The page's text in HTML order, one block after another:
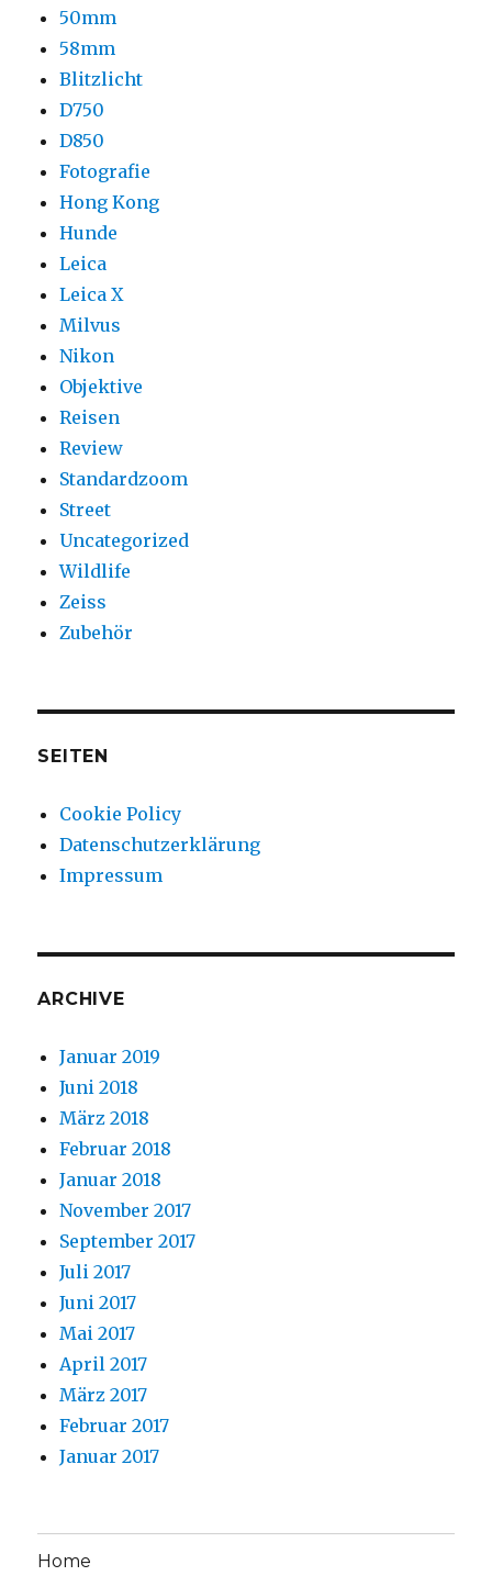
50mm
58mm
Blitzlicht
D750
D850
Fotografie
Hong Kong
Hunde
Leica
Leica X
Milvus
Nikon
Objektive
Reisen
Review
Standardzoom
Street
Uncategorized
Wildlife
Zeiss
Zubehör
SEITEN
Cookie Policy
Datenschutzerklärung
Impressum
ARCHIVE
Januar 2019
Juni 2018
März 2018
Februar 2018
Januar 2018
November 2017
September 2017
Juli 2017
Juni 2017
Mai 2017
April 2017
März 2017
Februar 2017
Januar 2017
Home